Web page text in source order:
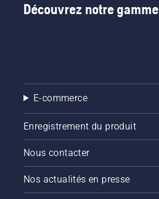
Découvrez notre gamme
E-commerce
Enregistrement du produit
Nous contacter
Nos actualités en presse